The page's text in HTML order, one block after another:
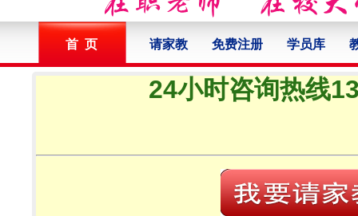
首 页 请家教 免费注册 学员库
24小时咨询热线